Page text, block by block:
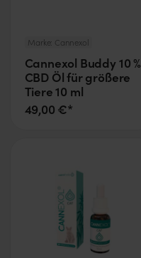
Marke: Cannexol
Cannexol Buddy 10 %
CBD Öl für größere
Tiere 10 ml
49,00 €*